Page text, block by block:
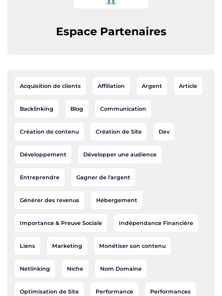
Espace Partenaires
Acquisition de clients Affiliation Argent Article
Backlinking Blog Communication
Création de contenu Création de Site Dev
Développement Développer une audience
Entreprendre Gagner de l'argent
Générer des revenus Hébergement
Importance & Preuve Sociale Indépendance Financière
Liens Marketing Monétiser son contenu
Netlinking Niche Nom Domaine
Optimisation de Site Performance Performances